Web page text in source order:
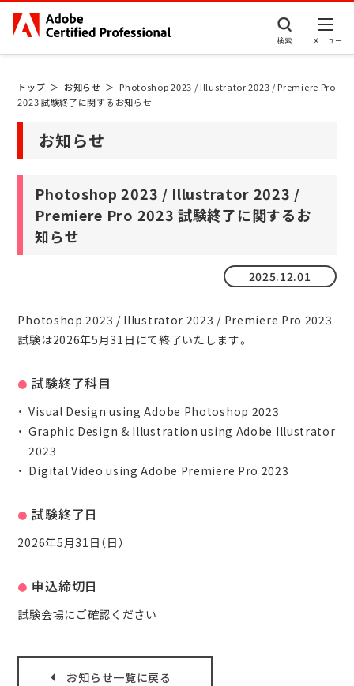
検索
トップ お知らせ
Photoshop 2023 / Illustrator 2023 / Premiere Pro
2023 試験終了に関するお知らせ
お知らせ
Photoshop 2023 / Illustrator 2023 /
Premiere Pro 2023 試験終了に関するお
知らせ
2025.12.01
Photoshop 2023 / Illustrator 2023 / Premiere Pro 2023
試験は2026年5月31日にて終了いたします。
試験終了科目
Visual Design using Adobe Photoshop 2023
Graphic Design & Illustration using Adobe Illustrator
2023
Digital Video using Adobe Premiere Pro 2023
試験終了日
2026年5月31日（日）
申込締切日
試験会場にご確認ください
お知らせ一覧に戻る